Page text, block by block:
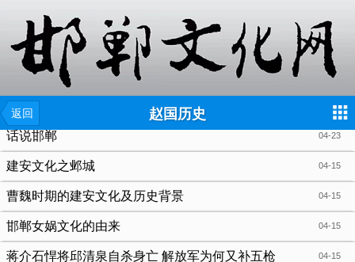
返回 赵国历史
04-23
话说邯郸
04-15
建安文化之邺城
04-15
曹魏时期的建安文化及历史背景
04-15
邯郸女娲文化的由来
04-15
蒋介石悍将邱清泉自杀身亡 解放军为何又补五枪